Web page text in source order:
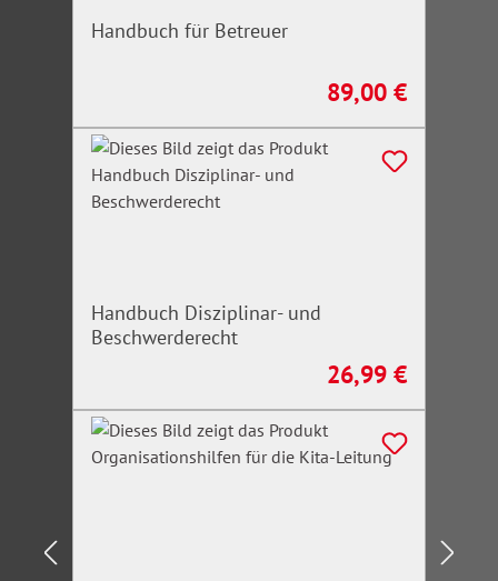
Handbuch für Betreuer
Regulärer Preis:
89,00 €
Handbuch Disziplinar- und
Beschwerderecht
Regulärer Preis:
26,99 €